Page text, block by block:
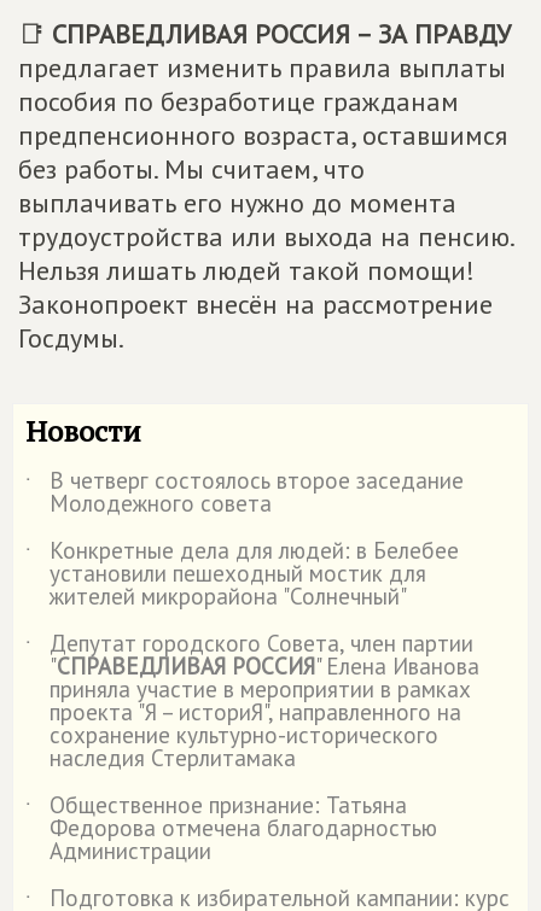
📑 СПРАВЕДЛИВАЯ РОССИЯ – ЗА ПРАВДУ
предлагает изменить правила выплаты
пособия по безработице гражданам
предпенсионного возраста, оставшимся
без работы. Мы считаем, что
выплачивать его нужно до момента
трудоустройства или выхода на пенсию.
Нельзя лишать людей такой помощи!
Законопроект внесён на рассмотрение
Госдумы.
Новости
˙ В четверг состоялось второе заседание
Молодежного совета
˙
Конкретные дела для людей: в Белебее
установили пешеходный мостик для
жителей микрорайона "Солнечный"
˙
Депутат городского Совета, член партии
"СПРАВЕДЛИВАЯ РОССИЯ" Елена Иванова
приняла участие в мероприятии в рамках
проекта "Я – историЯ", направленного на
сохранение культурно-исторического
наследия Стерлитамака
˙
Общественное признание: Татьяна
Федорова отмечена благодарностью
Администрации
˙
Подготовка к избирательной кампании: курс